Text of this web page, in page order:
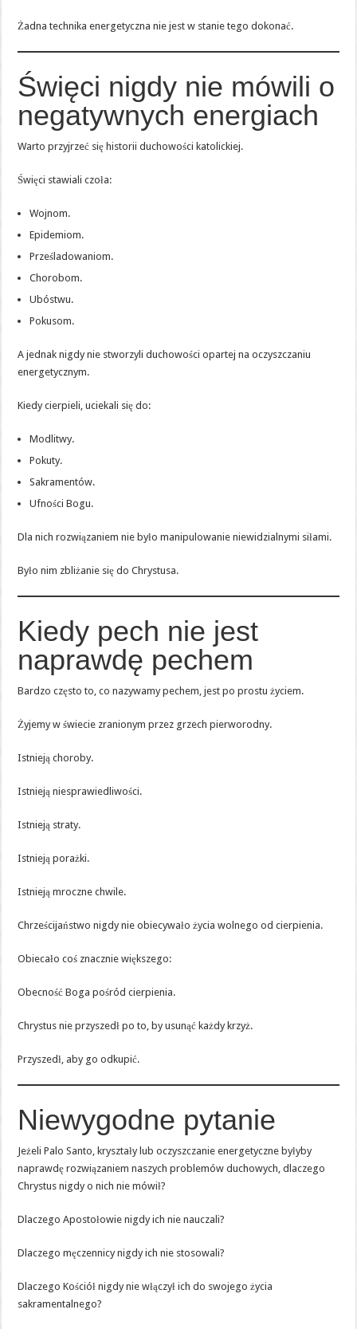
Żadna technika energetyczna nie jest w stanie tego dokonać.
Święci nigdy nie mówili o
negatywnych energiach
Warto przyjrzeć się historii duchowości katolickiej.
Święci stawiali czoła:
Wojnom.
Epidemiom.
Prześladowaniom.
Chorobom.
Ubóstwu.
Pokusom.
A jednak nigdy nie stworzyli duchowości opartej na oczyszczaniu
energetycznym.
Kiedy cierpieli, uciekali się do:
Modlitwy.
Pokuty.
Sakramentów.
Ufności Bogu.
Dla nich rozwiązaniem nie było manipulowanie niewidzialnymi siłami.
Było nim zbliżanie się do Chrystusa.
Kiedy pech nie jest
naprawdę pechem
Bardzo często to, co nazywamy pechem, jest po prostu życiem.
Żyjemy w świecie zranionym przez grzech pierworodny.
Istnieją choroby.
Istnieją niesprawiedliwości.
Istnieją straty.
Istnieją porażki.
Istnieją mroczne chwile.
Chrześcijaństwo nigdy nie obiecywało życia wolnego od cierpienia.
Obiecało coś znacznie większego:
Obecność Boga pośród cierpienia.
Chrystus nie przyszedł po to, by usunąć każdy krzyż.
Przyszedł, aby go odkupić.
Niewygodne pytanie
Jeżeli Palo Santo, kryształy lub oczyszczanie energetyczne byłyby
naprawdę rozwiązaniem naszych problemów duchowych, dlaczego
Chrystus nigdy o nich nie mówił?
Dlaczego Apostołowie nigdy ich nie nauczali?
Dlaczego męczennicy nigdy ich nie stosowali?
Dlaczego Kościół nigdy nie włączył ich do swojego życia
sakramentalnego?